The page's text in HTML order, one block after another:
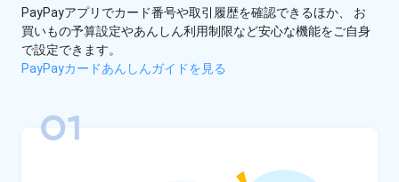
PayPayアプリでカード番号や取引履歴を確認できるほか、
お
買いもの予算設定やあんしん利用制限など安心な機能をご自身
で設定できます。
PayPayカードあんしんガイドを見る